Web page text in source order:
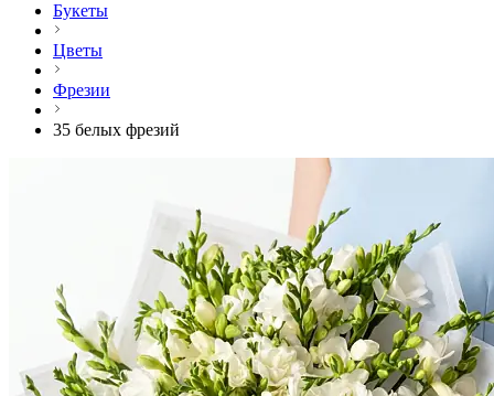
Букеты
Цветы
Фрезии
35 белых фрезий